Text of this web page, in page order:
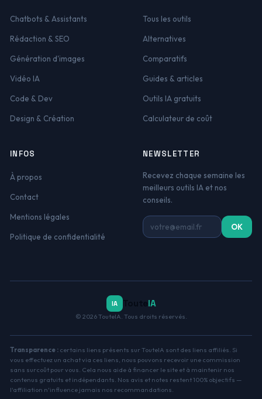
Chatbots & Assistants
Rédaction & SEO
Génération d'images
Vidéo IA
Code & Dev
Design & Création
Tous les outils
Alternatives
Comparatifs
Guides & articles
Outils IA gratuits
Calculateur de coût
INFOS
À propos
Contact
Mentions légales
Politique de confidentialité
NEWSLETTER
Recevez chaque semaine les
meilleurs outils IA et nos
conseils.
Adresse email OK
IA Toute IA
© 2026 TouteIA. Tous droits réservés.
Transparence :certains liens présents sur TouteIA sont des liens affiliés. Si
vous effectuez un achat via ces liens, nous pouvons recevoir une commission
sans surcoût pour vous. Cela nous aide à financer le site et à maintenir nos
contenus gratuits et indépendants. Nos avis et notes restent 100% objectifs —
l'affiliation n'influence jamais nos recommandations.